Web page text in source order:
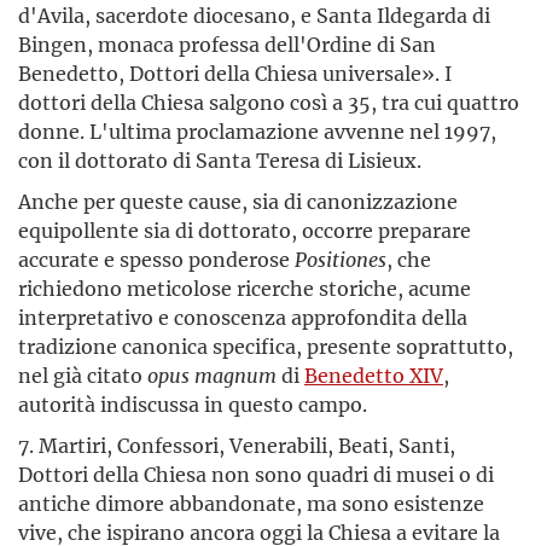
d'Avila, sacerdote diocesano, e Santa Ildegarda di
Bingen, monaca professa dell'Ordine di San
Benedetto, Dottori della Chiesa universale». I
dottori della Chiesa salgono così a 35, tra cui quattro
donne. L'ultima proclamazione avvenne nel 1997,
con il dottorato di Santa Teresa di Lisieux.
Anche per queste cause, sia di canonizzazione
equipollente sia di dottorato, occorre preparare
accurate e spesso ponderose Positiones, che
richiedono meticolose ricerche storiche, acume
interpretativo e conoscenza approfondita della
tradizione canonica specifica, presente soprattutto,
nel già citato opus magnum di Benedetto XIV,
autorità indiscussa in questo campo.
7. Martiri, Confessori, Venerabili, Beati, Santi,
Dottori della Chiesa non sono quadri di musei o di
antiche dimore abbandonate, ma sono esistenze
vive, che ispirano ancora oggi la Chiesa a evitare la